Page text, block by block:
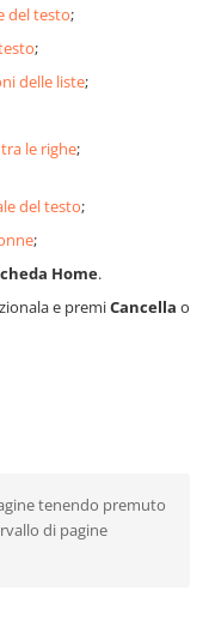
del testo;
;
delle liste;
le righe;
del testo;
;
Home.
e premiCancella o
tenendo premuto
di pagine